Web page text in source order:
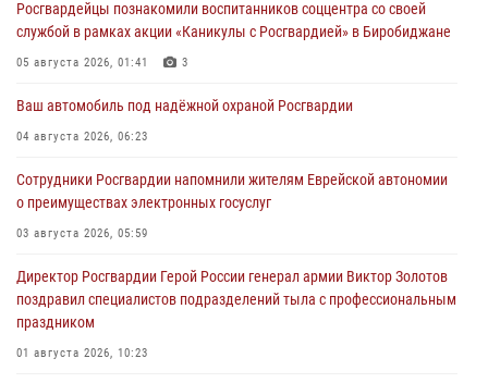
Росгвардейцы познакомили воспитанников соццентра со своей
службой в рамках акции «Каникулы с Росгвардией» в Биробиджане
05 августа 2026, 01:41 3
Ваш автомобиль под надёжной охраной Росгвардии
04 августа 2026, 06:23
Сотрудники Росгвардии напомнили жителям Еврейской автономии
о преимуществах электронных госуслуг
03 августа 2026, 05:59
Директор Росгвардии Герой России генерал армии Виктор Золотов
поздравил специалистов подразделений тыла с профессиональным
праздником
01 августа 2026, 10:23